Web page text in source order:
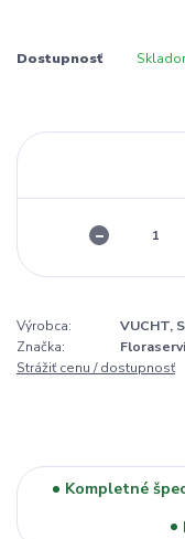
Dostupnosť
Výrobca:
VUCHT,
Značka:
Strážiť cenu / dostupnosť
Kompletné